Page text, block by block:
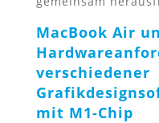
MacBook Air
verschiedener
mit M1-Chip